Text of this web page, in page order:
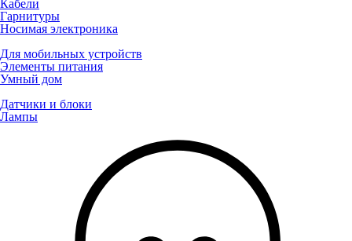
Кабели
Гарнитуры
Носимая электроника
Для мобильных устройств
Элементы питания
Умный дом
Датчики и блоки
Лампы